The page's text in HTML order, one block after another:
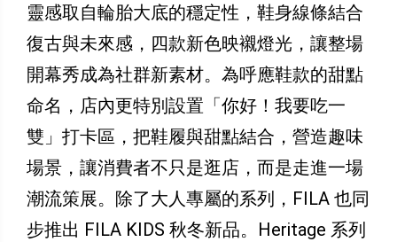
靈感取自輪胎大底的穩定性，鞋身線條結合
復古與未來感，四款新色映襯燈光，讓整場
開幕秀成為社群新素材。為呼應鞋款的甜點
命名，店內更特別設置「你好！我要吃一
雙」打卡區，把鞋履與甜點結合，營造趣味
場景，讓消費者不只是逛店，而是走進一場
潮流策展。除了大人專屬的系列，FILA 也同
步推出 FILA KIDS 秋冬新品。Heritage 系列